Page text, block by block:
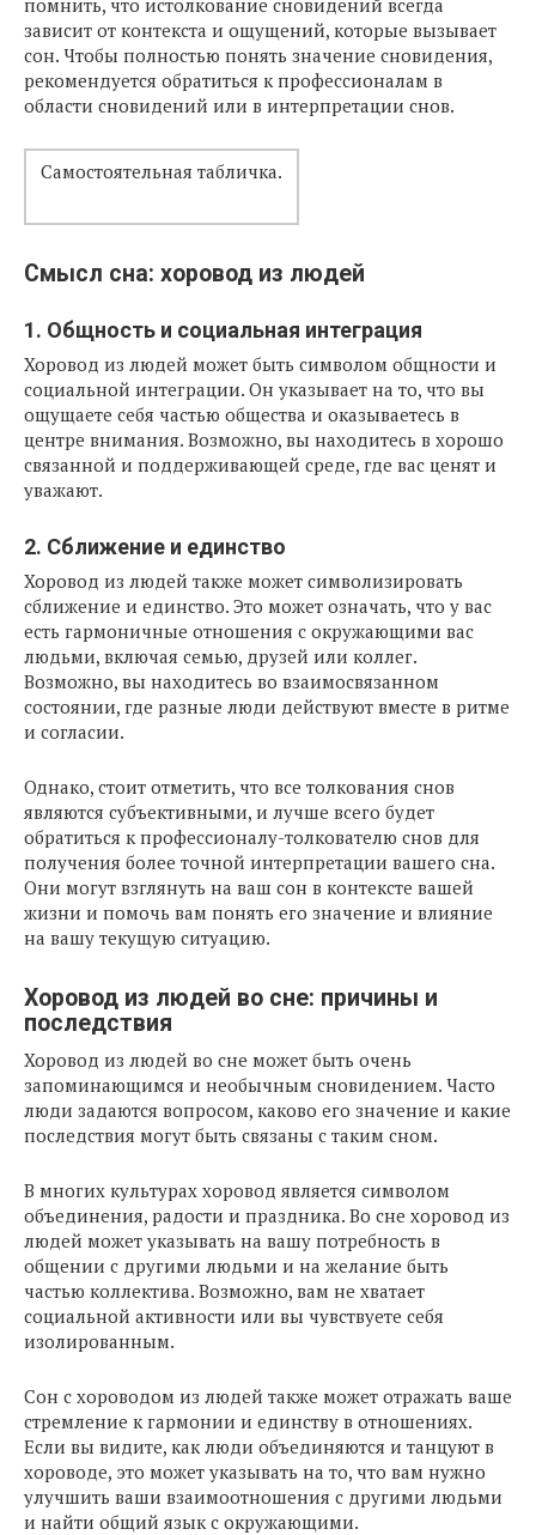
помнить, что истолкование сновидений всегда
зависит от контекста и ощущений, которые вызывает
сон. Чтобы полностью понять значение сновидения,
рекомендуется обратиться к профессионалам в
области сновидений или в интерпретации снов.
Самостоятельная табличка.
Смысл сна: хоровод из людей
1. Общность и социальная интеграция
Хоровод из людей может быть символом общности и
социальной интеграции. Он указывает на то, что вы
ощущаете себя частью общества и оказываетесь в
центре внимания. Возможно, вы находитесь в хорошо
связанной и поддерживающей среде, где вас ценят и
уважают.
2. Сближение и единство
Хоровод из людей также может символизировать
сближение и единство. Это может означать, что у вас
есть гармоничные отношения с окружающими вас
людьми, включая семью, друзей или коллег.
Возможно, вы находитесь во взаимосвязанном
состоянии, где разные люди действуют вместе в ритме
и согласии.
Однако, стоит отметить, что все толкования снов
являются субъективными, и лучше всего будет
обратиться к профессионалу-толкователю снов для
получения более точной интерпретации вашего сна.
Они могут взглянуть на ваш сон в контексте вашей
жизни и помочь вам понять его значение и влияние
на вашу текущую ситуацию.
Хоровод из людей во сне: причины и
последствия
Хоровод из людей во сне может быть очень
запоминающимся и необычным сновидением. Часто
люди задаются вопросом, каково его значение и какие
последствия могут быть связаны с таким сном.
В многих культурах хоровод является символом
объединения, радости и праздника. Во сне хоровод из
людей может указывать на вашу потребность в
общении с другими людьми и на желание быть
частью коллектива. Возможно, вам не хватает
социальной активности или вы чувствуете себя
изолированным.
Сон с хороводом из людей также может отражать ваше
стремление к гармонии и единству в отношениях.
Если вы видите, как люди объединяются и танцуют в
хороводе, это может указывать на то, что вам нужно
улучшить ваши взаимоотношения с другими людьми
и найти общий язык с окружающими.